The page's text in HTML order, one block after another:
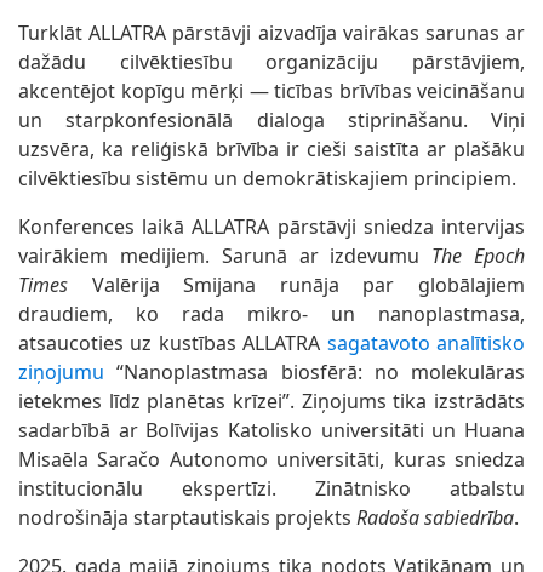
Turklāt ALLATRA pārstāvji aizvadīja vairākas sarunas ar
dažādu cilvēktiesību organizāciju pārstāvjiem,
akcentējot kopīgu mērķi — ticības brīvības veicināšanu
un starpkonfesionālā dialoga stiprināšanu. Viņi
uzsvēra, ka reliģiskā brīvība ir cieši saistīta ar plašāku
cilvēktiesību sistēmu un demokrātiskajiem principiem.
Konferences laikā ALLATRA pārstāvji sniedza intervijas
vairākiem medijiem. Sarunā ar izdevumu The Epoch
Times Valērija Smijana runāja par globālajiem
draudiem, ko rada mikro- un nanoplastmasa,
atsaucoties uz kustības ALLATRA sagatavoto analītisko
ziņojumu “Nanoplastmasa biosfērā: no molekulāras
ietekmes līdz planētas krīzei”. Ziņojums tika izstrādāts
sadarbībā ar Bolīvijas Katolisko universitāti un Huana
Misaēla Saračo Autonomo universitāti, kuras sniedza
institucionālu ekspertīzi. Zinātnisko atbalstu
nodrošināja starptautiskais projekts Radoša sabiedrība.
2025. gada maijā ziņojums tika nodots Vatikānam un